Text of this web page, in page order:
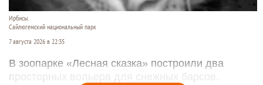
Ирбисы.
Сайлюгемский национальный парк
7 августа 2026 в 22:35
В зоопарке «Лесная сказка» построили два
просторных вольера для снежных барсов.